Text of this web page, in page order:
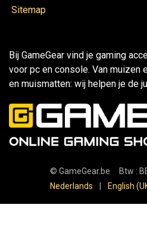
Sitemap
Bij GameGear vind je gaming
voor pc en console. Van muizen
en muismatten: wij helpen je de
© GameGear.be Btw :
Nederlands
English